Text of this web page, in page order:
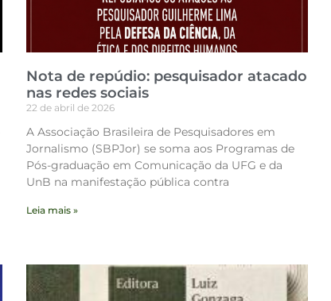
Nota de repúdio: pesquisador atacado
nas redes sociais
22 de abril de 2026
A Associação Brasileira de Pesquisadores em
Jornalismo (SBPJor) se soma aos Programas de
Pós-graduação em Comunicação da UFG e da
UnB na manifestação pública contra
Leia mais »